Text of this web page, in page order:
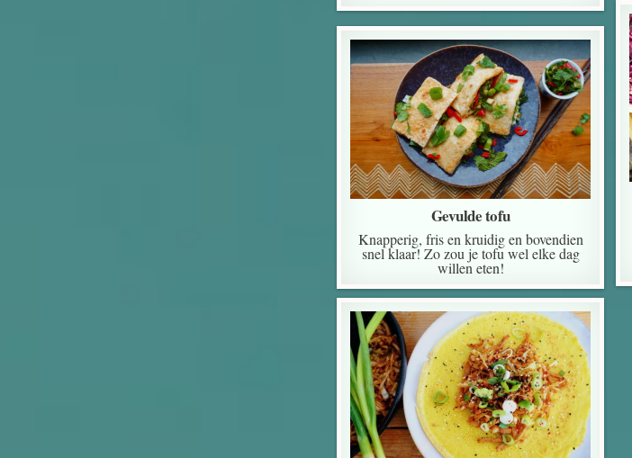
Gevulde tofu
Knapperig, fris en kruidig en bovendien
snel klaar! Zo zou je tofu wel elke dag
willen eten!